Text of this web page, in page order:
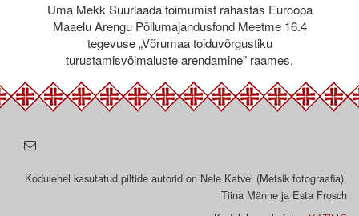
Uma Mekk Suurlaada toimumist rahastas Euroopa
Maaelu Arengu Põllumajandusfond Meetme 16.4
tegevuse „Võrumaa toiduvõrgustiku
turustamisvõimaluste arendamine” raames.
Kodulehel kasutatud piltide autorid on Nele Katvel (Metsik fotograafia),
Tiina Männe ja Esta Frosch